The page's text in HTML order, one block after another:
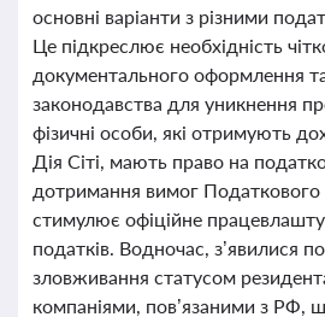
основні варіанти з різними
Це підкреслює необхідність
документального оформлення
законодавства для уникнення
фізичні особи, які отримують
Дія Сіті, мають право на
дотримання вимог
стимулює офіційне
податків. Водночас, з’явилися
зловживання статусом
компаніями, пов’язаними з РФ,